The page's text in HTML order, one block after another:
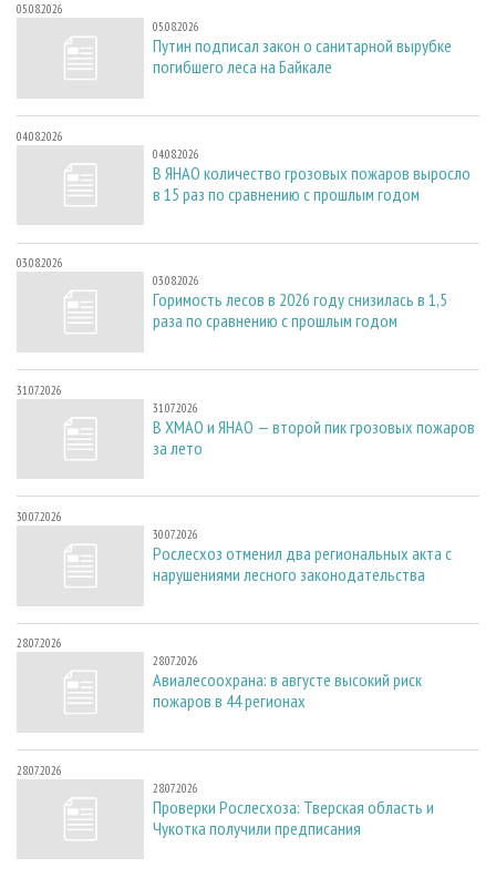
05.08.2026
05.08.2026
Путин подписал закон о санитарной вырубке
погибшего леса на Байкале
04.08.2026
04.08.2026
В ЯНАО количество грозовых пожаров выросло
в 15 раз по сравнению с прошлым годом
03.08.2026
03.08.2026
Горимость лесов в 2026 году снизилась в 1,5
раза по сравнению с прошлым годом
31.07.2026
31.07.2026
В ХМАО и ЯНАО — второй пик грозовых пожаров
за лето
30.07.2026
30.07.2026
Рослесхоз отменил два региональных акта с
нарушениями лесного законодательства
28.07.2026
28.07.2026
Авиалесоохрана: в августе высокий риск
пожаров в 44 регионах
28.07.2026
28.07.2026
Проверки Рослесхоза: Тверская область и
Чукотка получили предписания